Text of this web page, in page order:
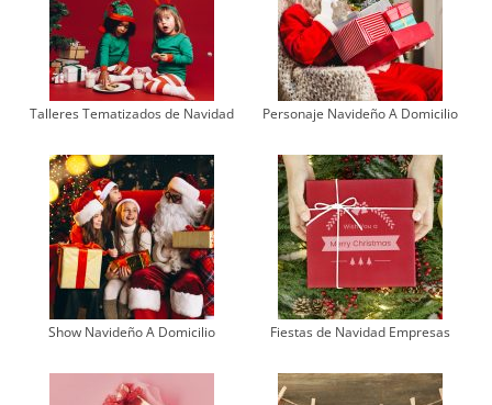
Talleres Tematizados de Navidad Personaje Navideño A Domicilio
Show Navideño A Domicilio Fiestas de Navidad Empresas